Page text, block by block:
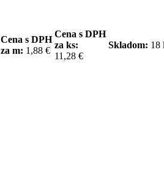
Cena s DPH
za m: 1,88 €
Cena s DPH
za ks:
11,28 €
Skladom: 18